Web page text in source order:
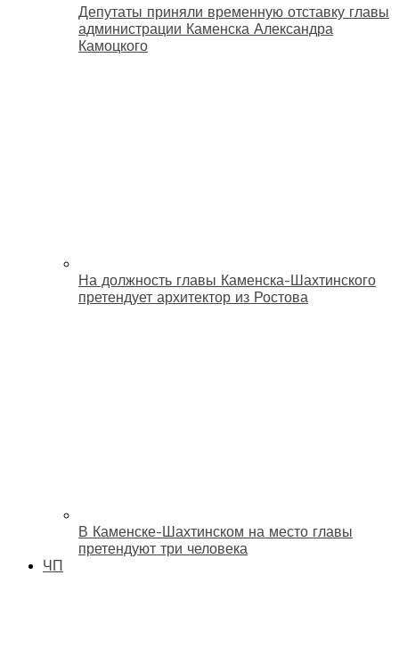
Депутаты приняли временную отставку главы
администрации Каменска Александра
Камоцкого
На должность главы Каменска-Шахтинского
претендует архитектор из Ростова
В Каменске-Шахтинском на место главы
претендуют три человека
ЧП